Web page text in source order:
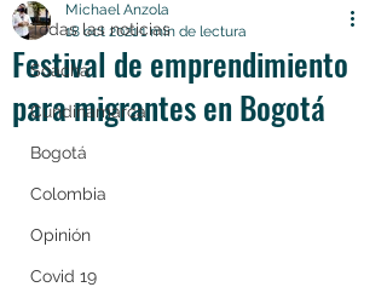
Todas las noticias
Soacha
Cundinamarca
Bogotá
Colombia
Opinión
Covid 19
Festival de emprendimiento
para migrantes en Bogotá
Michael Anzola
18 oct 20211 min de lectura